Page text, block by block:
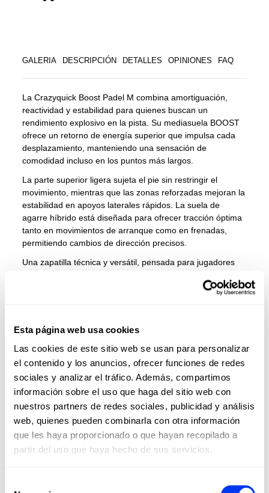
Esta página web usa cookies
Las cookies de este sitio web se usan para personalizar
el contenido y los anuncios, ofrecer funciones de redes
sociales y analizar el tráfico. Además, compartimos
información sobre el uso que haga del sitio web con
nuestros partners de redes sociales, publicidad y análisis
web, quienes pueden combinarla con otra información
que les haya proporcionado o que hayan recopilado a
partir del uso que haya hecho de sus servicios.
GALERIA DESCRIPCIÓN DETALLES OPINIONES FAQ
La Crazyquick Boost Padel M combina amortiguación,
reactividad y estabilidad para quienes buscan un
rendimiento explosivo en la pista. Su mediasuela BOOST
ofrece un retorno de energía superior que impulsa cada
desplazamiento, manteniendo una sensación de
comodidad incluso en los puntos más largos.
La parte superior ligera sujeta el pie sin restringir el
movimiento, mientras que las zonas reforzadas mejoran la
estabilidad en apoyos laterales rápidos. La suela de
agarre híbrido está diseñada para ofrecer tracción óptima
tanto en movimientos de arranque como en frenadas,
permitiendo cambios de dirección precisos.
Una zapatilla técnica y versátil, pensada para jugadores
DETALLES
Materiales: Textil /sintético
Genero: Hombre
Tecnologia 1: Boost
OPINIONES